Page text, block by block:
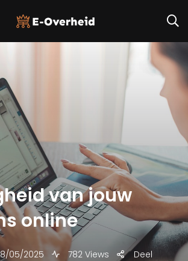
van jouw
online
05/2025 782 Views Deel